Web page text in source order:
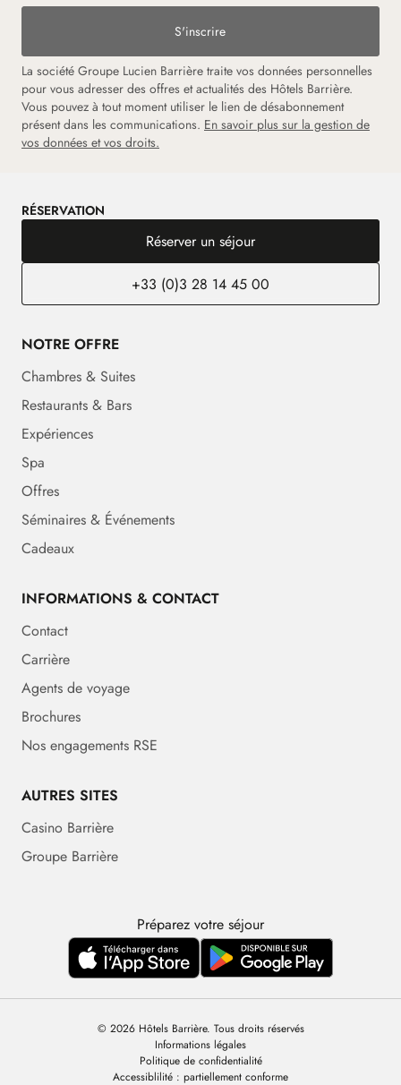
S'inscrire
La société Groupe Lucien Barrière traite vos données personnelles
pour vous adresser des offres et actualités des Hôtels Barrière.
Vous pouvez à tout moment utiliser le lien de désabonnement
présent dans les communications. En savoir plus sur la gestion de
vos données et vos droits.
RÉSERVATION
Réserver un séjour
+33 (0)3 28 14 45 00
NOTRE OFFRE
Chambres & Suites
Restaurants & Bars
Expériences
Spa
Offres
Séminaires & Événements
Cadeaux
INFORMATIONS & CONTACT
Contact
Carrière
Agents de voyage
Brochures
Nos engagements RSE
AUTRES SITES
Casino Barrière
Groupe Barrière
Préparez votre séjour
© 2026 Hôtels Barrière. Tous droits réservés
Informations légales
Politique de confidentialité
Accessiblilité : partiellement conforme